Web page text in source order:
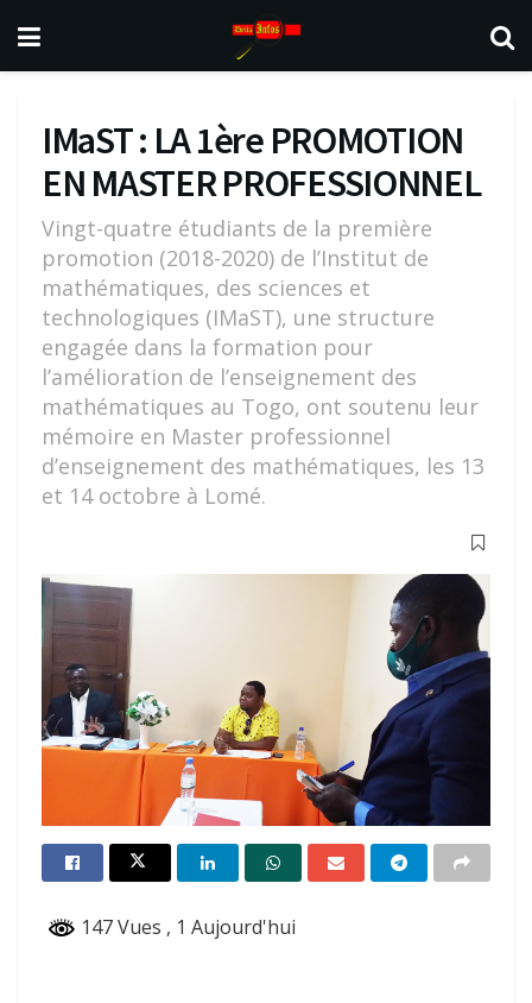
IMaST : LA 1ère PROMOTION
EN MASTER PROFESSIONNEL
Vingt-quatre étudiants de la première
promotion (2018-2020) de l’Institut de
mathématiques, des sciences et
technologiques (IMaST), une structure
engagée dans la formation pour
l’amélioration de l’enseignement des
mathématiques au Togo, ont soutenu leur
mémoire en Master professionnel
d’enseignement des mathématiques, les 13
et 14 octobre à Lomé.
147 Vues , 1 Aujourd'hui